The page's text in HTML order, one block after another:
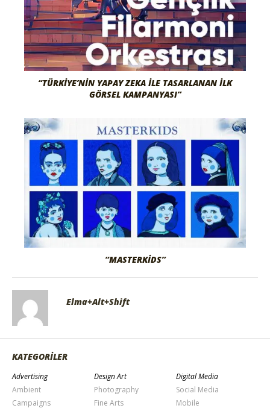
“TÜRKIYE’NIN YAPAY ZEKA İLE TASARLANAN İLK
GÖRSEL KAMPANYASI”
“MASTERKIDS”
Elma+Alt+Shift
KATEGORİLER
Advertising
Ambient
Campaigns
Design Art
Photography
Fine Arts
Digital Media
Social Media
Mobile